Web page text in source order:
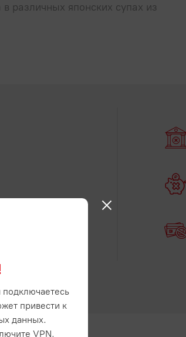
различных японских супах из
привести к
данных.
VPN.